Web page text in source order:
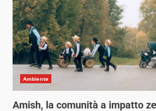
Ambiente
Amish, la comunità a impatto